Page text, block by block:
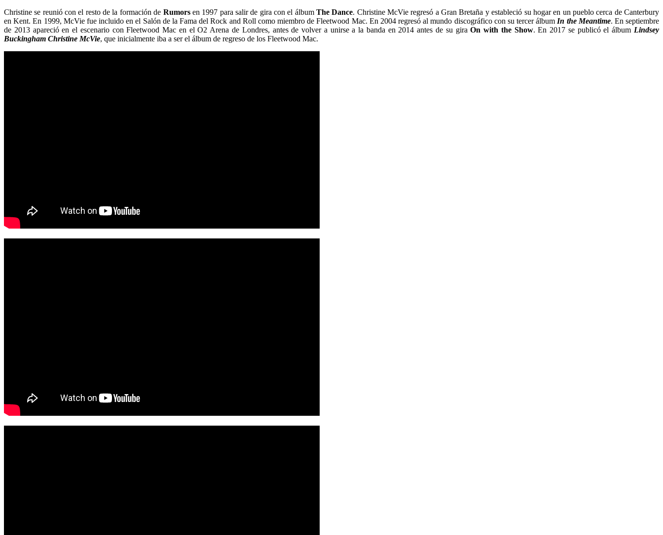
Christine se reunió con el resto de la formación de Rumorsen 1997 para salir de gira con el álbumThe Dance. Christine McVie regresó a Gran Bretaña y estableció su hogar en un pueblo cerca de Canterbury
en Kent.En 1999, McVie fue incluido en el Salón de la Fama del Rock and Roll como miembro de Fleetwood Mac. En 2004 regresó al mundo discográfico con su tercer álbum In the Meantime. En septiembre
de 2013 apareció en el escenario con Fleetwood Mac en el O2 Arena de Londres, antes de volver a unirse a la banda en 2014 antes de su gira On with the Show. En 2017 se publicó el álbum Lindsey
Buckingham Christine McVie, que inicialmente iba a ser el álbum de regreso de los Fleetwood Mac.